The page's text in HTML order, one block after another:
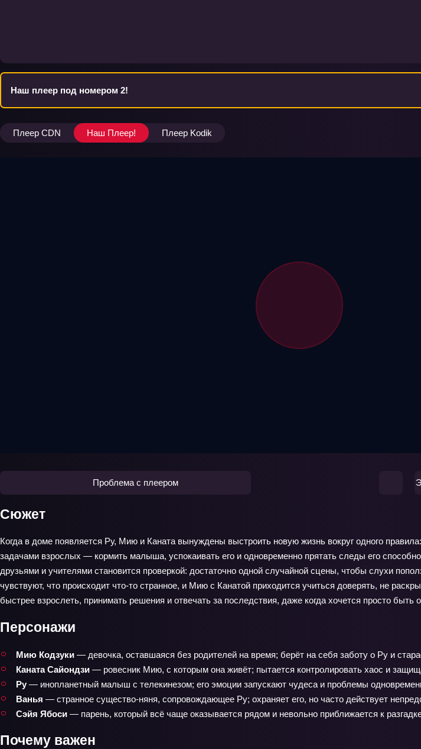
Наш плеер под номером 2!
Плеер CDN Наш Плеер! Плеер Kodik
Проблема с плеером
Сюжет
Когда в доме появляется Ру, Мию и Каната вынуждены выстроить новую жизнь вокруг одного
задачами взрослых — кормить малыша, успокаивать его и одновременно прятать следы его
друзьями и учителями становится проверкой: достаточно одной случайной сцены, чтобы слухи
чувствуют, что происходит что-то странное, и Мию с Канатой приходится учиться доверять, не
быстрее взрослеть, принимать решения и отвечать за последствия, даже когда хочется просто
Персонажи
Мию Кодзуки — девочка, оставшаяся без родителей на время; берёт на себя заботу о Ру и
Каната Сайондзи — ровесник Мию, с которым она живёт; пытается контролировать хаос и
Ру — инопланетный малыш с телекинезом; его эмоции запускают чудеса и проблемы
Ванья — странное существо‑няня, сопровождающее Ру; охраняет его, но часто действует
Сэйя Ябоси — парень, который всё чаще оказывается рядом и невольно приближается к
Почему важен